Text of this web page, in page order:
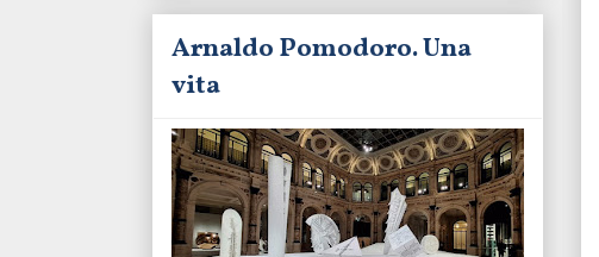
Arnaldo Pomodoro. Una
vita